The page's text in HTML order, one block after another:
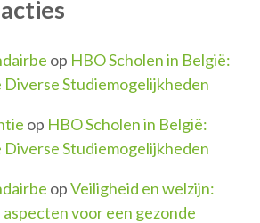
op HBO Scholen in België:
Diverse Studiemogelijkheden
op HBO Scholen in België:
Diverse Studiemogelijkheden
opVeiligheid en welzijn:
aspecten voor een gezonde